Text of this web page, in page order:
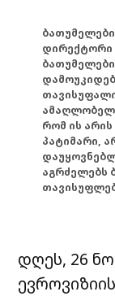
დირექტორი
რომ ის
პატიმარი,
აგრძელებს
დღეს, 26